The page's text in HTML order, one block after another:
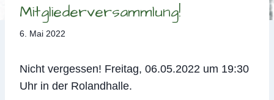
Mitgliederversammlung!
6. Mai 2022
Nicht vergessen! Freitag, 06.05.2022 um 19:30
Uhr in der Rolandhalle.